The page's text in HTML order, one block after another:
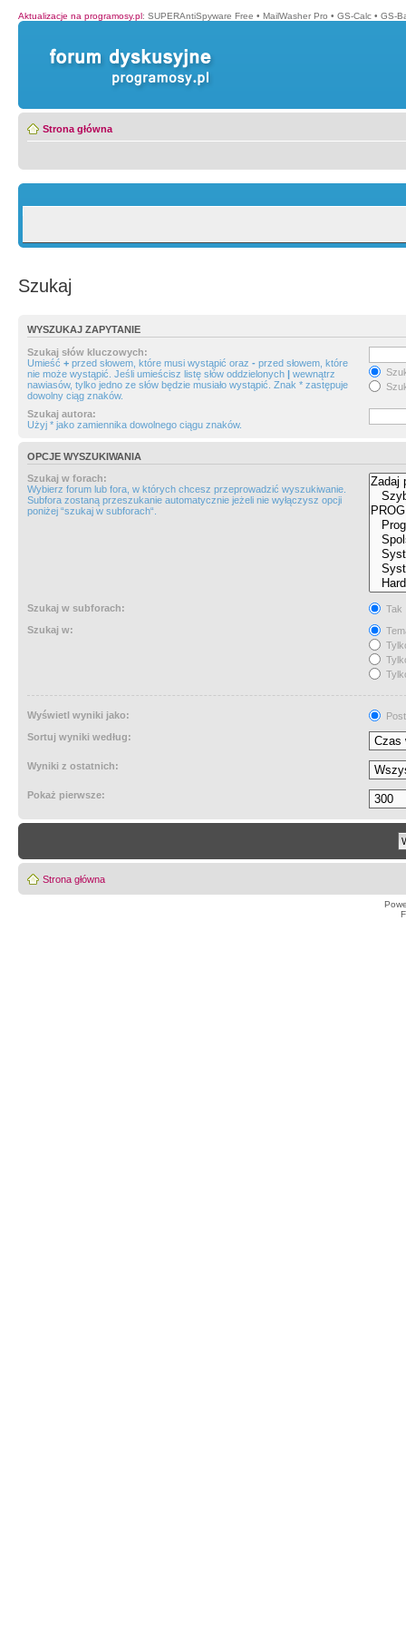
Aktualizacje na programosy.pl: SUPERAntiSpyware Free • MailWasher Pro • GS-Calc • GS-
Strona główna
Szukaj
WYSZUKAJ ZAPYTANIE
Szukaj słów kluczowych:
Umieść + przed słowem, które musi wystąpić oraz - przed słowem, które
nie może wystąpić. Jeśli umieścisz listę słów oddzielonych | wewnątrz
nawiasów, tylko jedno ze słów będzie musiało wystąpić. Znak * zastępuje
dowolny ciąg znaków.
Szukaj autora:
Użyj * jako zamiennika dowolnego ciągu znaków.
OPCJE WYSZUKIWANIA
Szukaj w forach:
Wybierz forum lub fora, w których chcesz przeprowadzić wyszukiwanie.
Subfora zostaną przeszukanie automatycznie jeżeli nie wyłączysz opcji
poniżej “szukaj w subforach“.
Szukaj w subforach:
Tak
Szukaj w:
Wyświetl wyniki jako:
Sortuj wyniki według:
Wyniki z ostatnich:
Pokaż pierwsze:
Strona główna